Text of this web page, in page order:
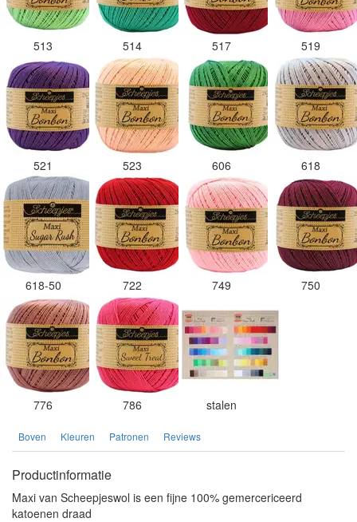
513 514 517 519
521 523 606 618
618-50 722 749 750
776 786 stalen
Boven Kleuren Patronen Reviews
Productinformatie
Maxi van Scheepjeswol is een fijne 100% gemercericeerd
katoenen draad